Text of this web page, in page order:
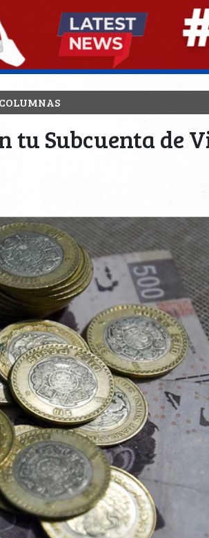
COLUMNAS
Subcuenta de